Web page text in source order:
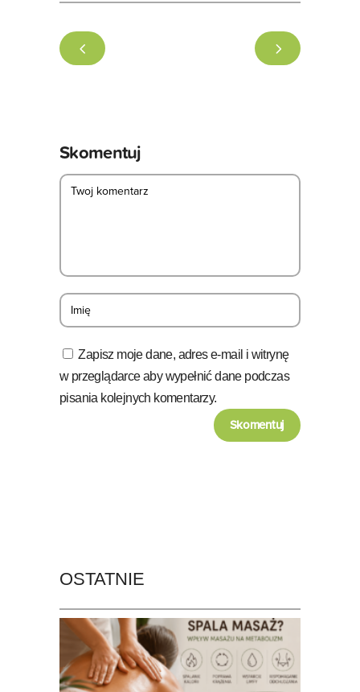
Skomentuj
Zapisz moje dane, adres e-mail i witrynę
w przeglądarce aby wypełnić dane podczas
pisania kolejnych komentarzy.
OSTATNIE